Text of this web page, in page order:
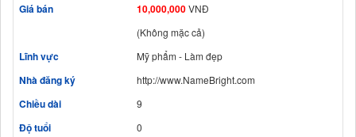
Giá bán 10,000,000VNĐ
(Không mặc cả)
Lĩnh vực Mỹ phẩm - Làm đẹp
Nhà đăng ký http://www.NameBright.com
Chiều dài 9
Độ tuổi 0